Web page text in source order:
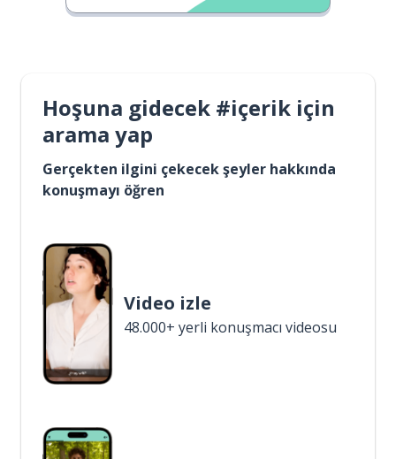
Hoşuna gidecek #içerik için
arama yap
Gerçekten ilgini çekecek şeyler hakkında
konuşmayı öğren
Video izle
48.000+ yerli konuşmacı videosu